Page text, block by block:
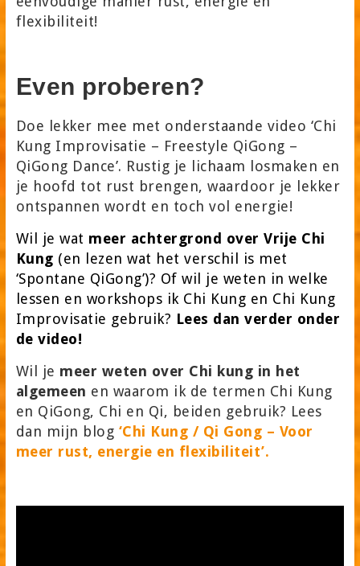
flexibiliteit!
Even proberen?
Doe lekker mee met onderstaande video ‘Chi
Kung Improvisatie – Freestyle QiGong –
QiGong Dance’. Rustig je lichaam losmaken en
je hoofd tot rust brengen, waardoor je lekker
ontspannen wordt en toch vol energie!
Wil je wat meer achtergrond over Vrije Chi
Kung (en lezen wat het verschil is met
‘Spontane QiGong’)? Of wil je weten in welke
lessen en workshops ik Chi Kung en Chi Kung
Improvisatie gebruik? Lees dan verder onder
de video!
Wil je meer weten over Chi kung in het
algemeen en waarom ik de termen Chi Kung
en QiGong, Chi en Qi, beiden gebruik? Lees
dan mijn blog ‘Chi Kung / Qi Gong – Voor
meer rust, energie en flexibiliteit’.